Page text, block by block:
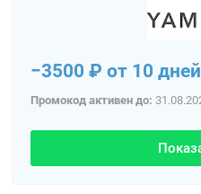
−3500 ₽ от 10 дней
Промокод активен до: